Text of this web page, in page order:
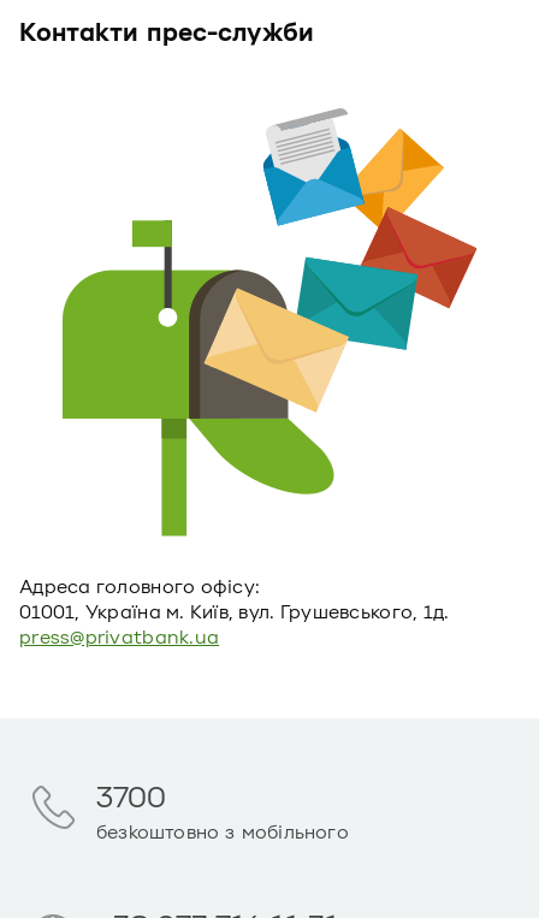
Контакти прес-служби
Адреса головного офiсу:
01001, Україна м. Київ, вул. Грушевського, 1д.
press@privatbank.ua
3700
безкоштовно з мобільного